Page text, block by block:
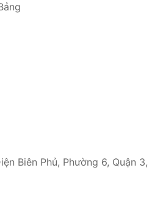
Biên Phủ, Phường 6, Quận 3,